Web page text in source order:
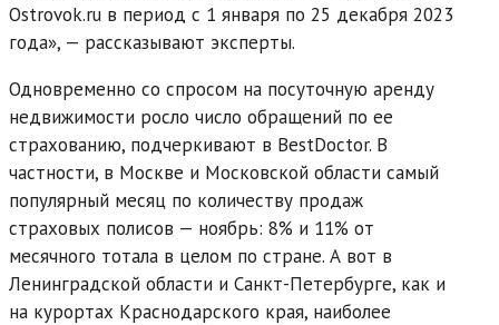
Ostrovok.ru в период с 1 января по 25 декабря 2023
года», — рассказывают эксперты.
Одновременно со спросом на посуточную аренду
недвижимости росло число обращений по ее
страхованию, подчеркивают в BestDoctor. В
частности, в Москве и Московской области самый
популярный месяц по количеству продаж
страховых полисов — ноябрь: 8% и 11% от
месячного тотала в целом по стране. А вот в
Ленинградской области и Санкт-Петербурге, как и
на курортах Краснодарского края, наиболее